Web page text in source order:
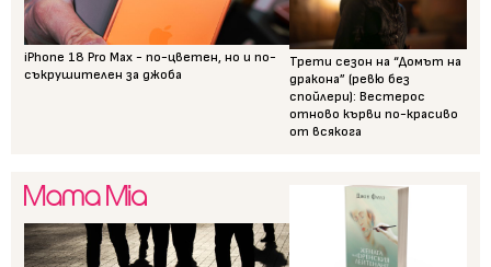
iPhone 18 Pro Max - по-цветен, но и по-
съкрушителен за джоба
Трети сезон на “Домът на
дракона” (ревю без
спойлери): Вестерос
отново кърви по-красиво
от всякога